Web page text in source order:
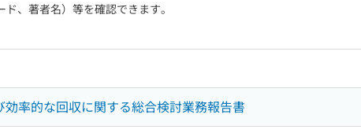
、著者名）等を確認できます。
率的な回収に関する総合検討業務報告書